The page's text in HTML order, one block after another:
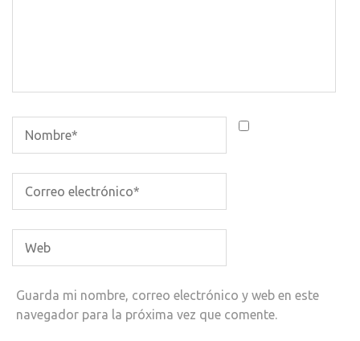
Guarda mi nombre, correo electrónico y web en este
navegador para la próxima vez que comente.